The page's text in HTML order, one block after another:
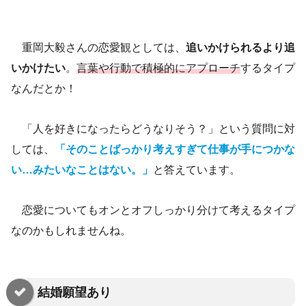
重岡大毅さんの恋愛観としては、 追いかけられるより追
いかけたい。 言葉や行動で積極的にアプローチするタイプ
なんだとか！
「人を好きになったらどうなりそう？」という質問に対
しては、
「そのことばっかり考えすぎて仕事が手につかな
い…みたいなことはない。」 と答えています。
恋愛についてもオンとオフしっかり分けて考えるタイプ
なのかもしれませんね。
結婚願望あり